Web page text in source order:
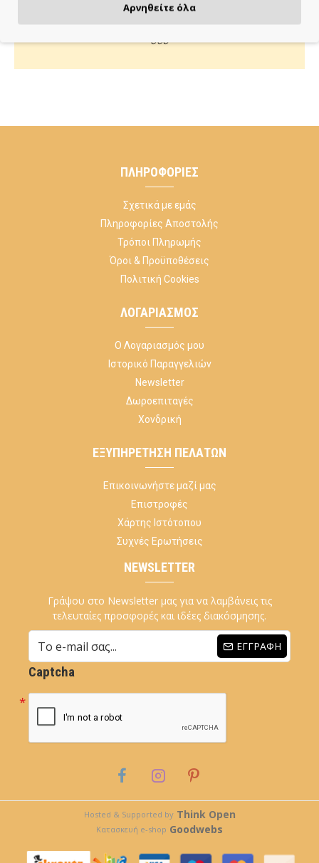
Κάλεσέ μας ή στείλε μας email για οποιαδήποτε απορία
σου
ΠΛΗΡΟΦΟΡΊΕΣ
Σχετικά με εμάς
Πληροφορίες Αποστολής
Τρόποι Πληρωμής
Όροι & Προϋποθέσεις
Πολιτική Cookies
ΛΟΓΑΡΙΑΣΜΌΣ
Ο Λογαριασμός μου
Ιστορικό Παραγγελιών
Newsletter
Δωροεπιταγές
Χονδρική
ΕΞΥΠΗΡΈΤΗΣΗ ΠΕΛΑΤΏΝ
Επικοινωνήστε μαζί μας
Επιστροφές
Χάρτης Ιστότοπου
Συχνές Ερωτήσεις
NEWSLETTER
Γράψου στο Newsletter μας για να λαμβάνεις τις
τελευταίες προσφορές και ιδέες διακόσμησης.
ΕΓΓΡΑΦΉ
Captcha
Hosted & Supported by Think Open
Κατασκευή e-shop Goodwebs
Αρνηθείτε όλα